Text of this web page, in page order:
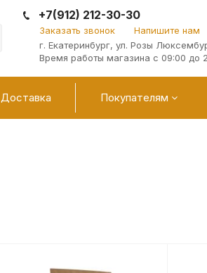
+7(912) 212-30-30
Заказать звонок
Напишите нам
г. Екатеринбург, ул. Розы
Время работы магазина с 09:00 до
Доставка Покупателям